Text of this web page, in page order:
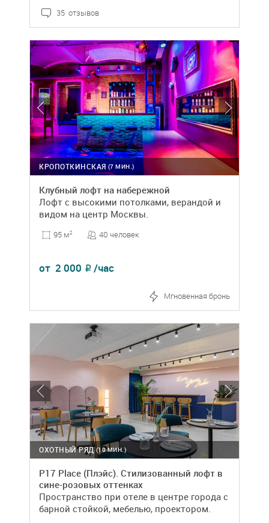
35 отзывов
(7 МИН.)
КРОПОТКИНСКАЯ
Клубный лофт на набережной
Лофт с высокими потолками, верандой и
видом на центр Москвы.
95 м2 40 человек
от 2 000 ₽ /час
Мгновенная бронь
(10 МИН.)
ОХОТНЫЙ РЯД
P17 Place (Плэйс). Стилизованный лофт в
сине-розовых оттенках
Пространство при отеле в центре города с
барной стойкой, мебелью, проектором.